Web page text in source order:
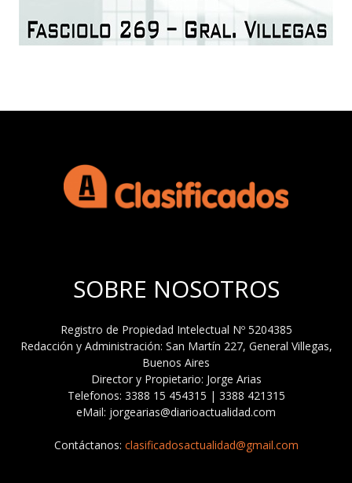
SOBRE NOSOTROS
Registro de Propiedad Intelectual Nº 5204385
Redacción y Administración: San Martín 227, General Villegas,
Buenos Aires
Director y Propietario: Jorge Arias
Telefonos: 3388 15 454315 | 3388 421315
eMail: jorgearias@diarioactualidad.com
Contáctanos: clasificadosactualidad@gmail.com